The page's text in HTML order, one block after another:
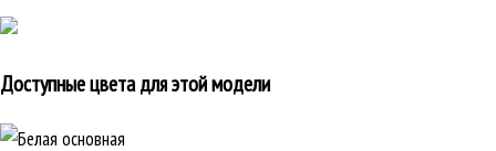
Доступные цвета для этой модели